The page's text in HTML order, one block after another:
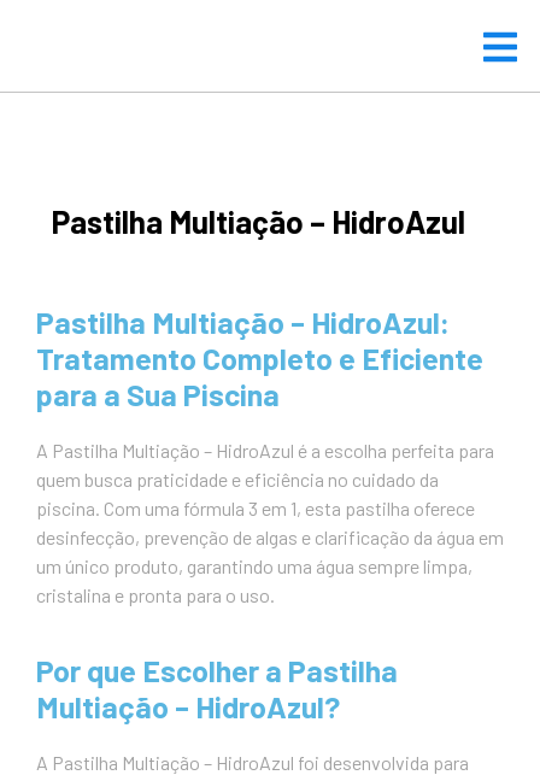
Pastilha Multiação – HidroAzul
Pastilha Multiação – HidroAzul:
Tratamento Completo e Eficiente
para a Sua Piscina
A Pastilha Multiação – HidroAzul é a escolha perfeita para
quem busca praticidade e eficiência no cuidado da
piscina. Com uma fórmula 3 em 1, esta pastilha oferece
desinfecção, prevenção de algas e clarificação da água em
um único produto, garantindo uma água sempre limpa,
cristalina e pronta para o uso.
Por que Escolher a Pastilha
Multiação – HidroAzul?
A Pastilha Multiação – HidroAzul foi desenvolvida para